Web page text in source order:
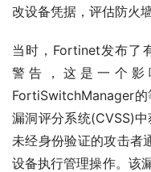
改设备凭据，评估防火
当时，Fortinet发布了
警告，这是一个影
FortiSwitchManager
漏洞评分系统(CVSS)
未经身份验证的攻击者
设备执行管理操作。该